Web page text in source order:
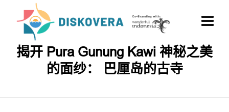
揭开 Pura Gunung Kawi 神秘之美
的面纱： 巴厘岛的古寺